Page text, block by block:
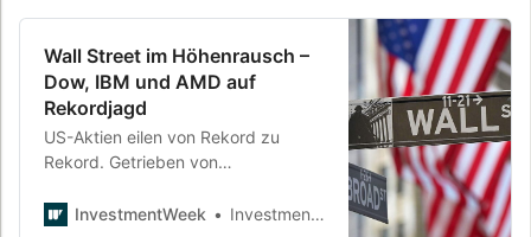
Wall Street im Höhenrausch –
Dow, IBM und AMD auf
Rekordjagd
US-Aktien eilen von Rekord zu
Rekord. Getrieben von
starken Quartalszahlen und einer
InvestmentWeek InvestmentWeek